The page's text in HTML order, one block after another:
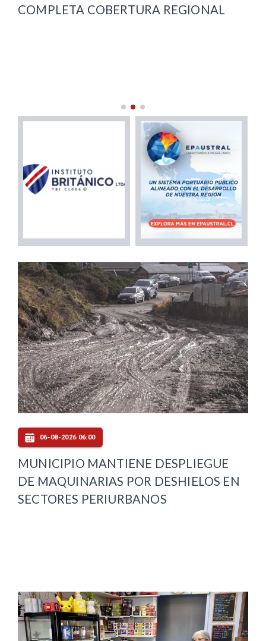
COMPLETA COBERTURA REGIONAL
06-08-2026 06:00
MUNICIPIO MANTIENE DESPLIEGUE
DE MAQUINARIAS POR DESHIELOS EN
SECTORES PERIURBANOS